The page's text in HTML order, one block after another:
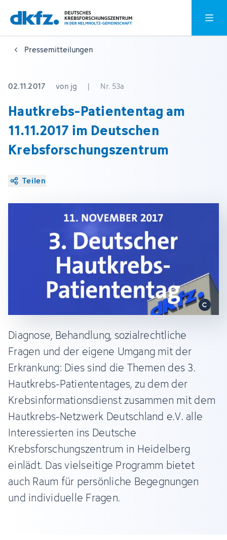
Zum
Hauptinhalt
springen
Zur
Fußzeile
springen
Pressemitteilungen
02.11.2017 von jg | Nr. 53a
Hautkrebs-Patiententag am
11.11.2017 im Deutschen
Krebsforschungszentrum
Teilen
Diagnose, Behandlung, sozialrechtliche
Fragen und der eigene Umgang mit der
Erkrankung: Dies sind die Themen des 3.
Hautkrebs-Patiententages, zu dem der
Krebsinformationsdienst zusammen mit dem
Hautkrebs-Netzwerk Deutschland e.V. alle
Interessierten ins Deutsche
Krebsforschungszentrum in Heidelberg
einlädt. Das vielseitige Programm bietet
auch Raum für persönliche Begegnungen
und individuelle Fragen.